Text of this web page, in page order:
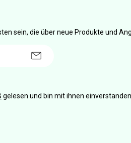
sein, die über neue Produkte und
gelesen und bin mit ihnen